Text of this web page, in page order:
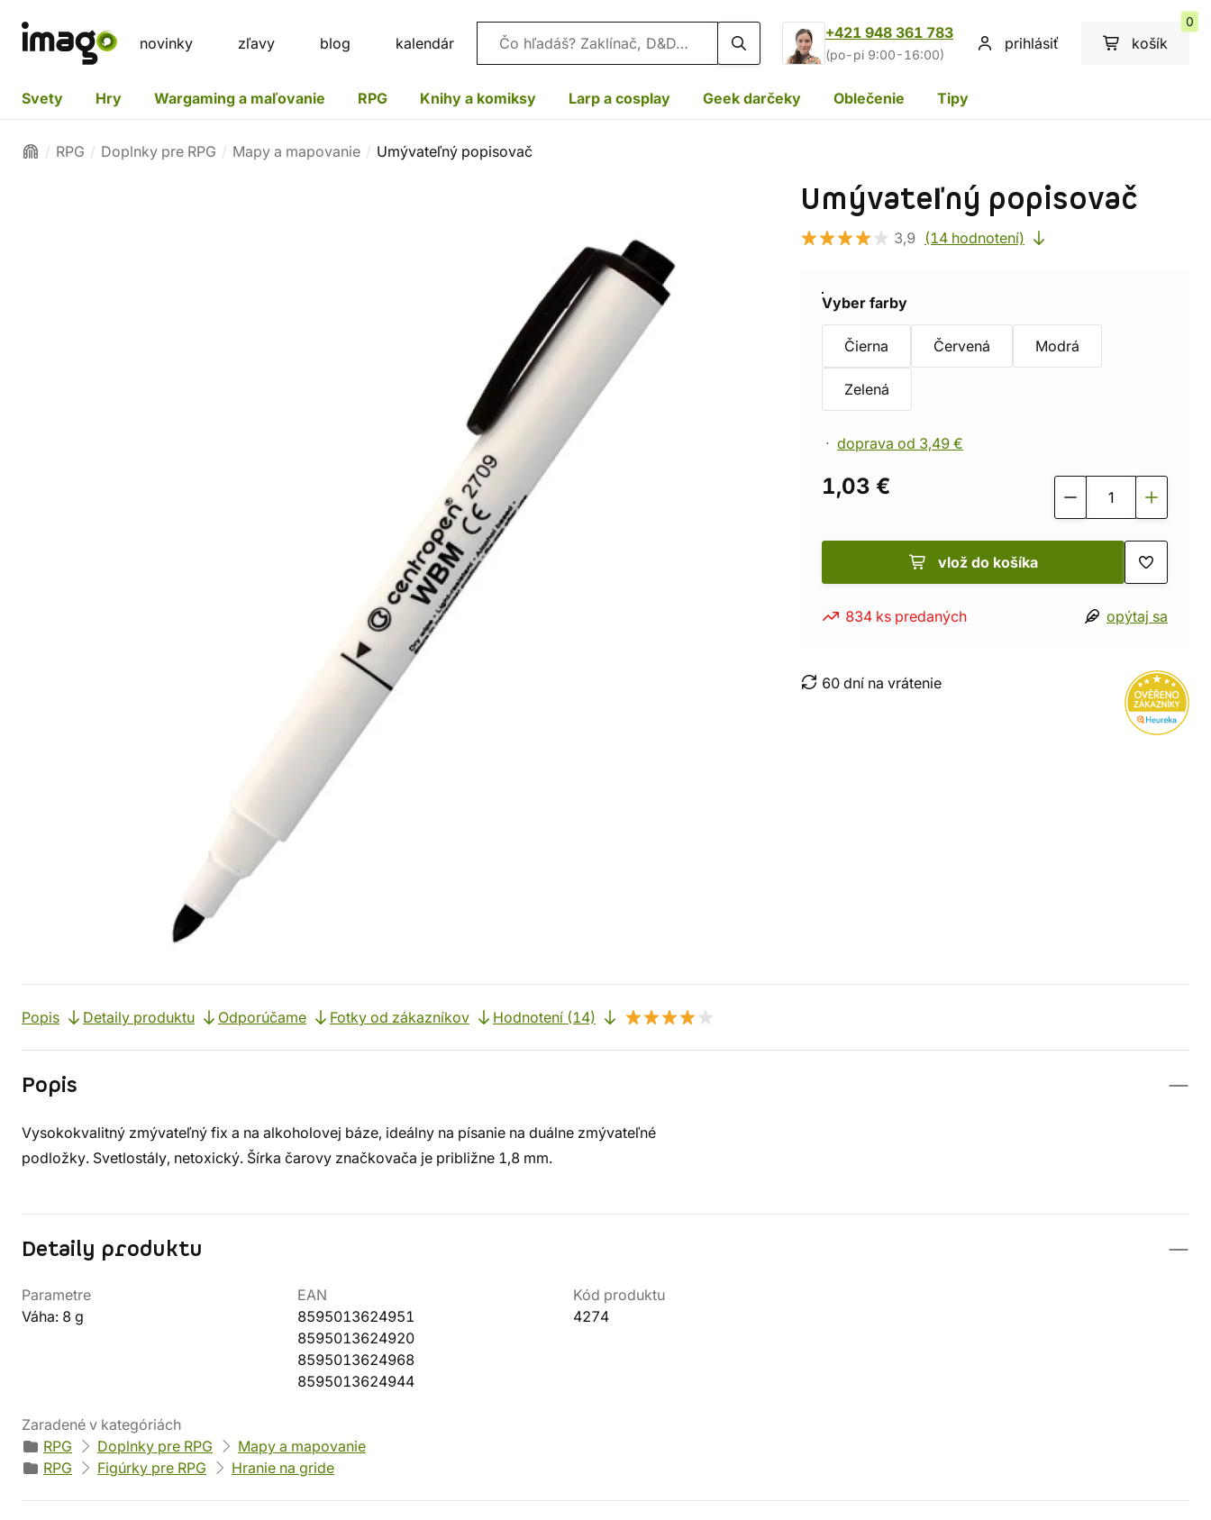
novinky zľavy blog kalendár Vyhľadávanie
+421 948 361 783
(po-pi 9:00-16:00)
prihlásiť košík
0
Svety Hry Wargaming a maľovanie RPG Knihy a komiksy Larp a cosplay Geek darčeky Oblečenie Tipy
RPG Doplnky pre RPG Mapy a mapovanie Umývateľný popisovač
Umývateľný popisovač
3,9 (14 hodnotení)
Vyber farby
Čierna Červená Modrá
Zelená
doprava od 3,49 €
1,03 €
vlož do košíka
834 ks predaných opýtaj sa
60 dní na vrátenie
Popis Detaily produktu Odporúčame Fotky od zákazníkov Hodnotení (14)
Popis
Vysokokvalitný zmývateľný fix a na alkoholovej báze, ideálny na písanie na duálne zmývateľné
podložky. Svetlostály, netoxický. Šírka čarovy značkovača je približne 1,8 mm.
Detaily produktu
Parametre
Váha: 8 g
EAN
8595013624951
8595013624920
8595013624968
8595013624944
Kód produktu
4274
Zaradené v kategóriách
RPG
Doplnky pre RPG
Mapy a mapovanie
RPG
Figúrky pre RPG Hranie na gride